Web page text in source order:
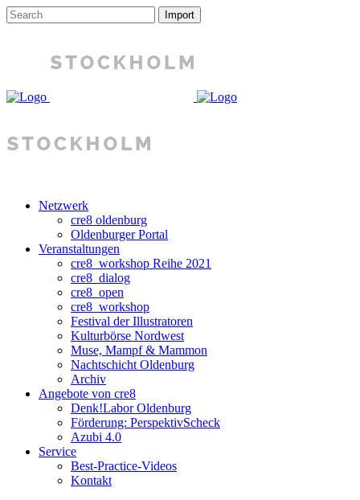
Netzwerk
cre8 oldenburg
Oldenburger Portal
Veranstaltungen
cre8_workshop Reihe 2021
cre8_dialog
cre8_open
cre8_workshop
Festival der Illustratoren
Kulturbörse Nordwest
Muse, Mampf & Mammon
Nachtschicht Oldenburg
Archiv
Angebote von cre8
Denk!Labor Oldenburg
Förderung: PerspektivScheck
Azubi 4.0
Service
Best-Practice-Videos
Kontakt